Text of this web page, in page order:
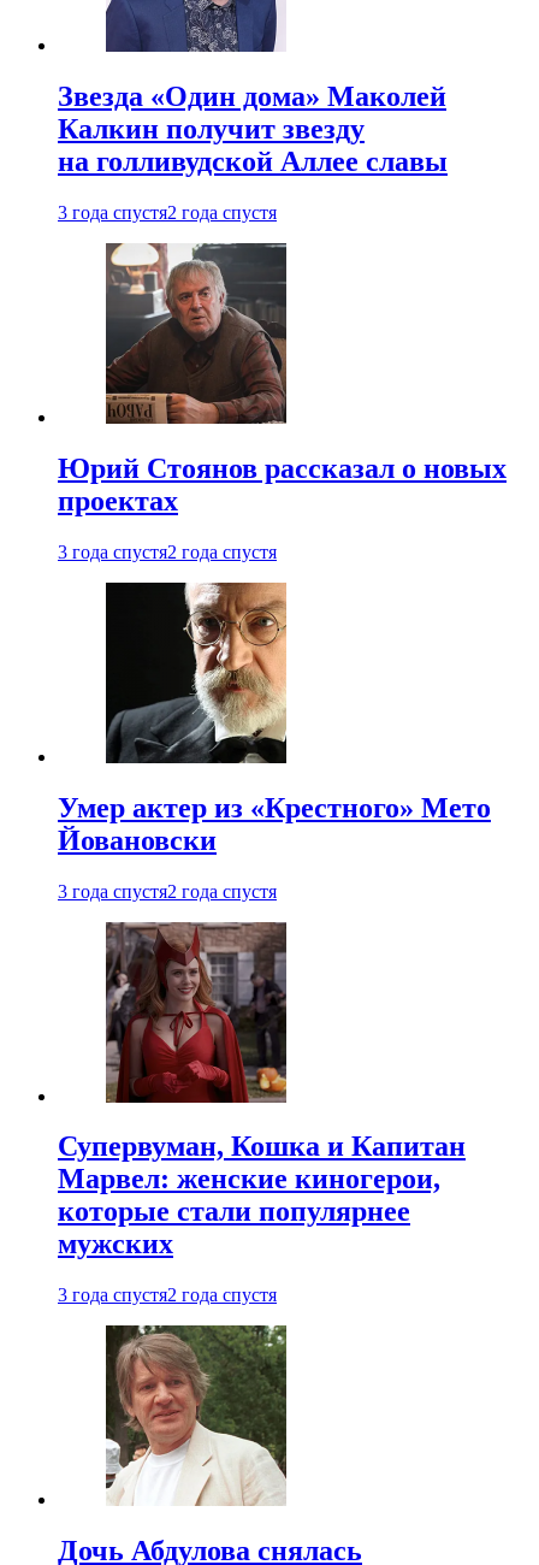
Звезда «Один дома» Маколей
Калкин получит звезду
на голливудской Аллее славы
3 года спустя2 года спустя
Юрий Стоянов рассказал о новых
проектах
3 года спустя2 года спустя
Умер актер из «Крестного» Мето
Йовановски
3 года спустя2 года спустя
Супервуман, Кошка и Капитан
Марвел: женские киногерои,
которые стали популярнее
мужских
3 года спустя2 года спустя
Дочь Абдулова снялась